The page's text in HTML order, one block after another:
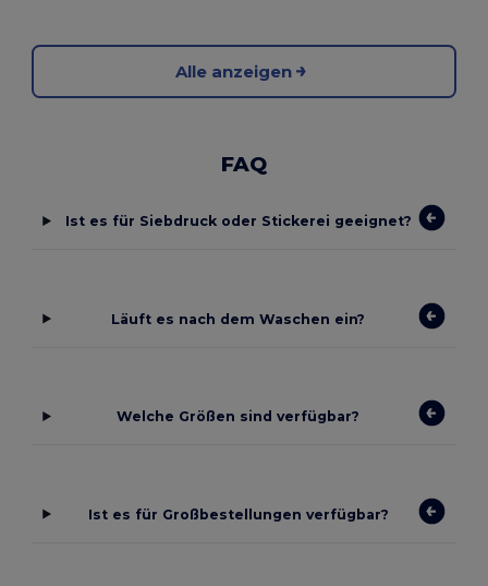
Alle anzeigen
FAQ
Ist es für Siebdruck oder Stickerei geeignet?
Läuft es nach dem Waschen ein?
Welche Größen sind verfügbar?
Ist es für Großbestellungen verfügbar?